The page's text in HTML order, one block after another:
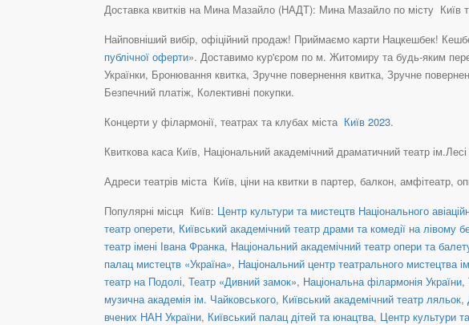
Доставка квитків на Мина Мазайло (НАДТ): Мина Мазайло по місту Київ
Найповніший вибір, офіційний продаж! Приймаємо карти Нацкешбек!
публічної оферти». Доставимо кур'єром по м. Житомиру та будь-яким
Українки, Бронювання квитка, Зручне повернення квитка, Зручне
Безпечний платіж, Колективні покупки.
Концерти у філармонії, театрах та клубах міста Київ 2023.
Квиткова каса Київ, Національний академічний драматичний театр
Адреси театрів міста Київ, ціни на квитки в партер, балкон, амфітеатр,
Популярні місця Київ: Центр культури та мистецтв Національного
театр оперети, Київський академічний театр драми та комедії на лівому
театр імені Івана Франка, Національний академічний театр опери та
палац мистецтв «Україна», Національний центр театрального
театр на Подолі, Театр «Дивний замок», Національна філармонія України,
музична академія ім. Чайковського, Київський академічний театр ляльок,
вчених НАН України, Київський палац дітей та юнацтва, Центр культури